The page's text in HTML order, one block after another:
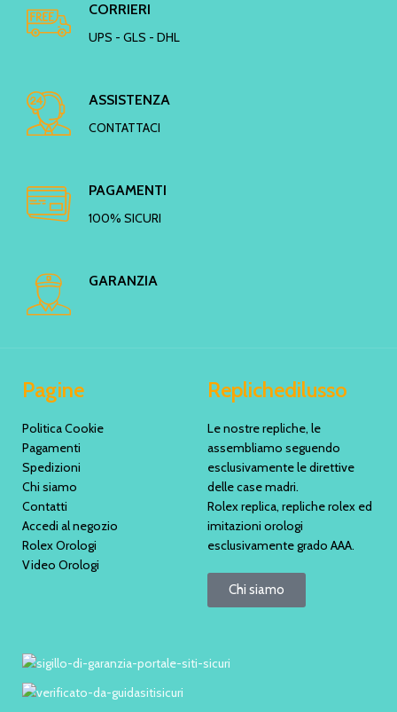
CORRIERI
UPS - GLS - DHL
ASSISTENZA
CONTATTACI
PAGAMENTI
100% SICURI
GARANZIA
Pagine
Politica Cookie
Pagamenti
Spedizioni
Chi siamo
Contatti
Accedi al negozio
Rolex Orologi
Video Orologi
Replichedilusso
Le nostre repliche, le
assembliamo seguendo
esclusivamente le direttive
delle case madri.
Rolex replica, repliche rolex ed
imitazioni orologi
esclusivamente grado AAA.
Chi siamo